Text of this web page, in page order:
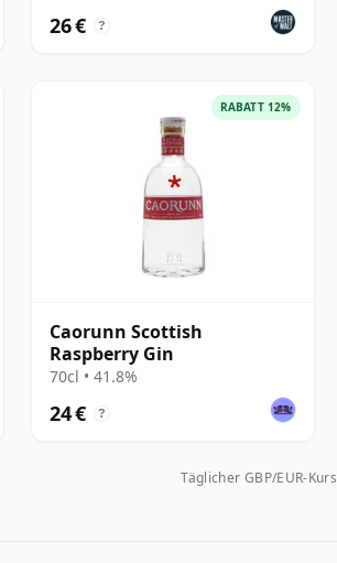
26 € ?
RABATT 12%
Caorunn Scottish
Raspberry Gin
70cl • 41.8%
24 € ?
Täglicher GBP/EUR-Kurs